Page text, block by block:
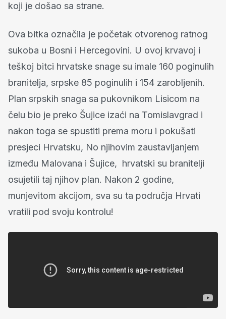
koji je došao sa strane.
Ova bitka označila je početak otvorenog ratnog
sukoba u Bosni i Hercegovini. U ovoj krvavoj i
teškoj bitci hrvatske snage su imale 160 poginulih
branitelja, srpske 85 poginulih i 154 zarobljenih.
Plan srpskih snaga sa pukovnikom Lisicom na
čelu bio je preko Šujice izaći na Tomislavgrad i
nakon toga se spustiti prema moru i pokušati
presjeci Hrvatsku, No njihovim zaustavljanjem
između Malovana i Šujice, hrvatski su branitelji
osujetili taj njihov plan. Nakon 2 godine,
munjevitom akcijom, sva su ta područja Hrvati
vratili pod svoju kontrolu!